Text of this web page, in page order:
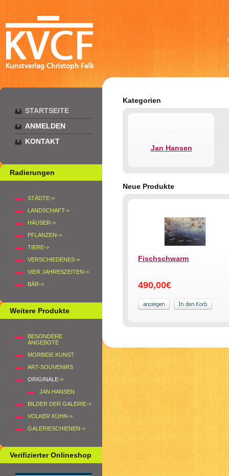
STARTSEITE
ANMELDEN
KONTAKT
Radierungen
STÄDTE->
LANDSCHAFT->
HÄUSER->
PFLANZEN->
TIERE->
VERSCHIEDENES->
VIER JAHRESZEITEN->
BÄR->
Weitere Produkte
BESONDERE
ANGEBOTE
MORBIDE KUNST
ART-SOUVENIRS
ORIGINALE->
JAN HANSEN
BILDER DER GALERIE->
VOLKER KÜHN->
GALERIESCHIENEN->
Verifizierter Onlineshop
Kategorien
Jan Hansen
Neue Produkte
Fischschwarm
490,00€